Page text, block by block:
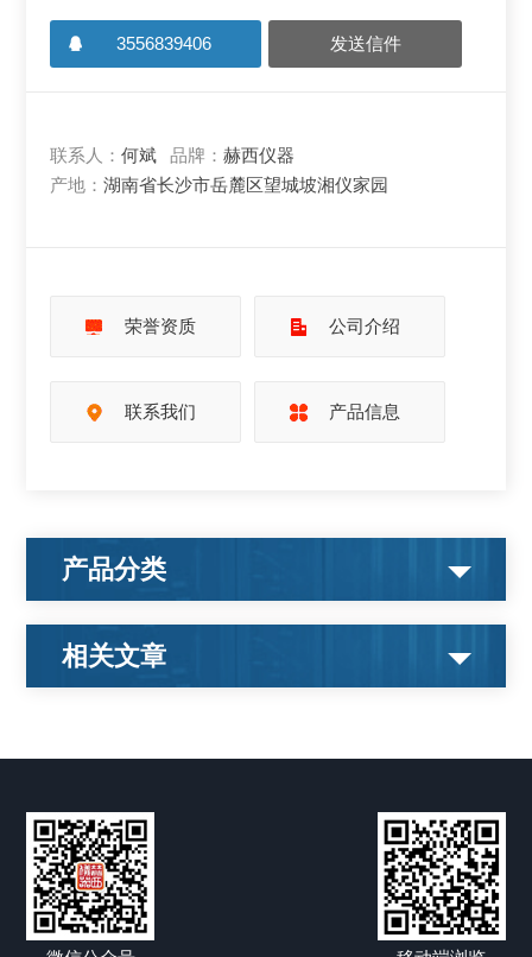
3556839406 发送信件
联系人：何斌 品牌：赫西仪器
产地：湖南省长沙市岳麓区望城坡湘仪家园
荣誉资质 公司介绍
联系我们 产品信息
产品分类
相关文章